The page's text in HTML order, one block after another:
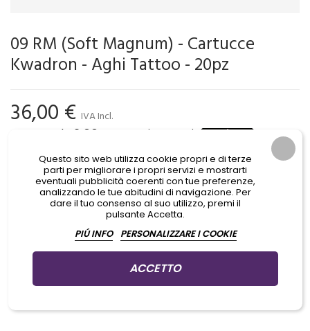
09 RM (Soft Magnum) - Cartucce
Kwadron - Aghi Tattoo - 20pz
36,00 € IVA Incl.
Cartuccedi aghi originaliKwadron
Famosa per gliaghimigliori al mondo
Acquistando questo prodotto riceverai1punto. Il tuo carrello varrà
Questo sito web utilizza cookie propri e di terze
parti per migliorare i propri servizi e mostrarti
eventuali pubblicità coerenti con tue preferenze,
analizzando le tue abitudini di navigazione. Per
dare il tuo consenso al suo utilizzo, premi il
pulsante Accetta.
PIÚ INFO
PERSONALIZZARE I COOKIE
ACCETTO